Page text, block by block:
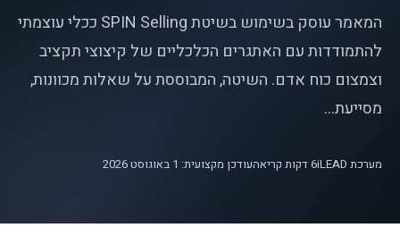
המאמר עוסק בשימוש בשיטת SPIN Selling ככלי עוצמתי
להתמודדות עם האתגרים הכלכליים של קיצוצי תקציב
וצמצום כוח אדם. השיטה, המבוססת על שאלות מכוונות,
מסייעת...
מערכת iLEAD 6דקות קריאהעודכן מקצועית: 1 באוגוסט 2026